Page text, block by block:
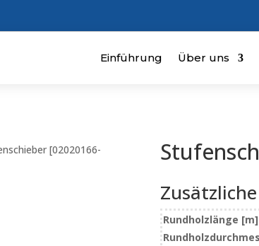
Einführung Über uns
[02020166-
Rundholzlänge [m]